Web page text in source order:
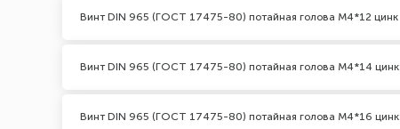
Винт DIN 965 (ГОСТ 17475-80) потайная голова М4*12 цинк
Винт DIN 965 (ГОСТ 17475-80) потайная голова М4*14 цинк
Винт DIN 965 (ГОСТ 17475-80) потайная голова М4*16 цинк